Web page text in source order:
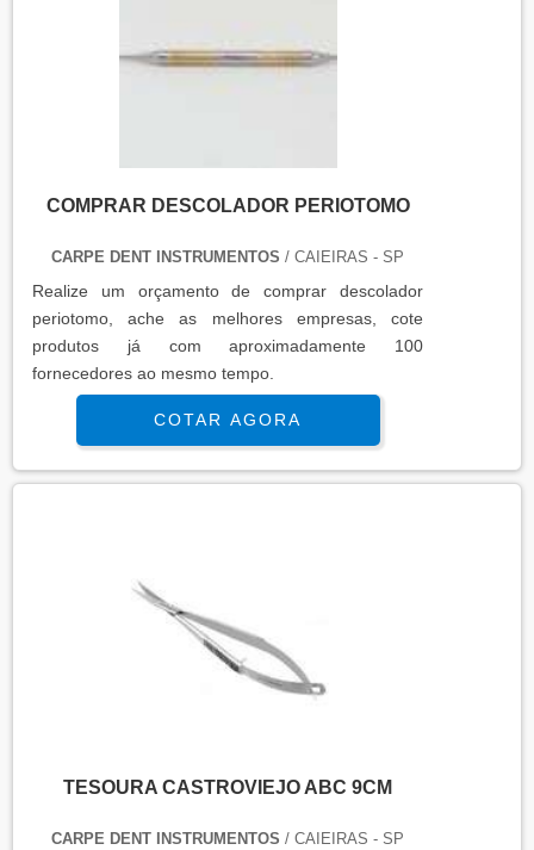
COMPRAR DESCOLADOR PERIOTOMO
CARPE DENT INSTRUMENTOS / CAIEIRAS - SP
Realize um orçamento de comprar descolador
periotomo, ache as melhores empresas, cote
produtos já com aproximadamente 100
fornecedores ao mesmo tempo.
COTAR AGORA
TESOURA CASTROVIEJO ABC 9CM
CARPE DENT INSTRUMENTOS / CAIEIRAS - SP